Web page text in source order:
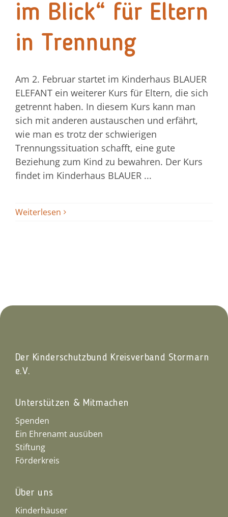
Jetzt spenden!
im Blick“ für Eltern
in Trennung
Am 2. Februar startet im Kinderhaus BLAUER
ELEFANT ein weiterer Kurs für Eltern, die sich
getrennt haben. In diesem Kurs kann man
sich mit anderen austauschen und erfährt,
wie man es trotz der schwierigen
Trennungssituation schafft, eine gute
Beziehung zum Kind zu bewahren. Der Kurs
findet im Kinderhaus BLAUER ...
Weiterlesen
Der Kinderschutzbund Kreisverband Stormarn
e.V.
Unterstützen & Mitmachen
Spenden
Ein Ehrenamt ausüben
Stiftung
Förderkreis
Über uns
Kinderhäuser